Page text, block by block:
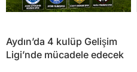
Aydın’da 4 kulüp Gelişim
Ligi’nde mücadele edecek